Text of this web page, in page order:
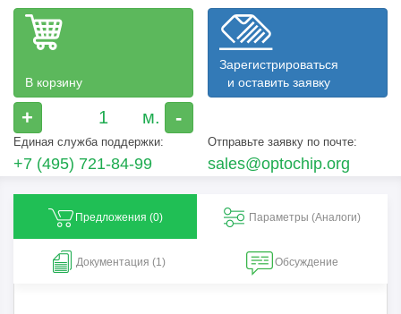
В корзину
+ -
Зарегистрироваться
и оставить заявку
Единая служба поддержки:
+7 (495) 721-84-99
Отправьте заявку по почте:
sales@optochip.org
Предложения (0) Параметры (Aналоги)
Документация (1) Обсуждение